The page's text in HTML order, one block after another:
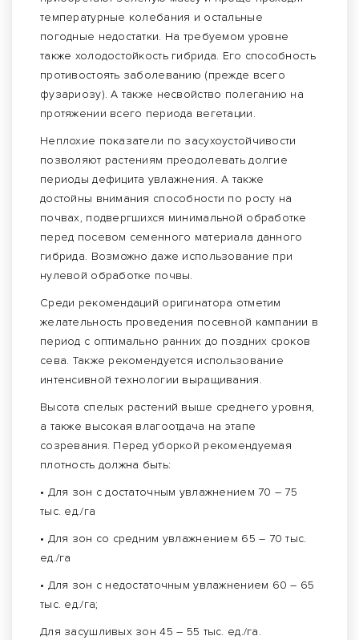
температурные колебания и остальные
погодные недостатки. На требуемом уровне
также холодостойкость гибрида. Его способность
противостоять заболеванию (прежде всего
фузариозу). А также несвойство полеганию на
протяжении всего периода вегетации.
Неплохие показатели по засухоустойчивости
позволяют растениям преодолевать долгие
периоды дефицита увлажнения. А также
достойны внимания способности по росту на
почвах, подвергшихся минимальной обработке
перед посевом семенного материала данного
гибрида. Возможно даже использование при
нулевой обработке почвы.
Среди рекомендаций оригинатора отметим
желательность проведения посевной кампании в
период с оптимально ранних до поздних сроков
сева. Также рекомендуется использование
интенсивной технологии выращивания.
Высота спелых растений выше среднего уровня,
а также высокая влагоотдача на этапе
созревания. Перед уборкой рекомендуемая
плотность должна быть:
• Для зон с достаточным увлажнением 70 – 75
тыс. ед./га
• Для зон со средним увлажнением 65 – 70 тыс.
ед./га
• Для зон с недостаточным увлажнением 60 – 65
тыс. ед./га;
Для засушливых зон 45 – 55 тыс. ед./га.